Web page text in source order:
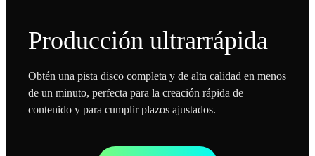
Producción ultrarrápida
Obtén una pista disco completa y de alta calidad en menos
de un minuto, perfecta para la creación rápida de
contenido y para cumplir plazos ajustados.